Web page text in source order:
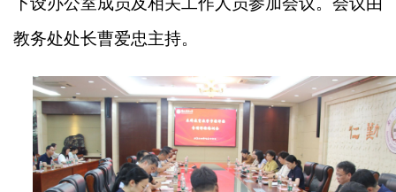
教务处处长曹爱忠主持。